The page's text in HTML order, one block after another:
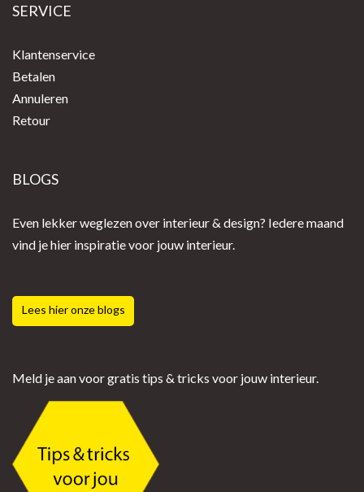
SERVICE
Klantenservice
Betalen
Annuleren
Retour
BLOGS
Even lekker weglezen over interieur & design? Iedere maand
vind je hier inspiratie voor jouw interieur.
Lees hier onze blogs
Meld je aan voor gratis tips & tricks voor jouw interieur.